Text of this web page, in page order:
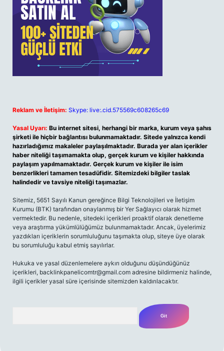
Reklam ve İletişim: Skype: live:.cid.575569c608265c69
Yasal Uyarı: Bu internet sitesi, herhangi bir marka, kurum veya şahıs
şirketi ile hiçbir bağlantısı bulunmamaktadır. Sitede yalnızca kendi
hazırladığımız makaleler paylaşılmaktadır. Burada yer alan içerikler
haber niteliği taşımamakta olup, gerçek kurum ve kişiler hakkında
paylaşım yapılmamaktadır. Gerçek kurum ve kişiler ile isim
benzerlikleri tamamen tesadüfidir. Sitemizdeki bilgiler taslak
halindedir ve tavsiye niteliği taşımazlar.
Sitemiz, 5651 Sayılı Kanun gereğince Bilgi Teknolojileri ve İletişim
Kurumu (BTK) tarafından onaylanmış bir Yer Sağlayıcı olarak hizmet
vermektedir. Bu nedenle, sitedeki içerikleri proaktif olarak denetleme
veya araştırma yükümlülüğümüz bulunmamaktadır. Ancak, üyelerimiz
yazdıkları içeriklerin sorumluluğunu taşımakta olup, siteye üye olarak
bu sorumluluğu kabul etmiş sayılırlar.
Hukuka ve yasal düzenlemelere aykırı olduğunu düşündüğünüz
içerikleri, backlinkpanelicomtr@gmail.com adresine bildirmeniz halinde,
ilgili içerikler yasal süre içerisinde sitemizden kaldırılacaktır.